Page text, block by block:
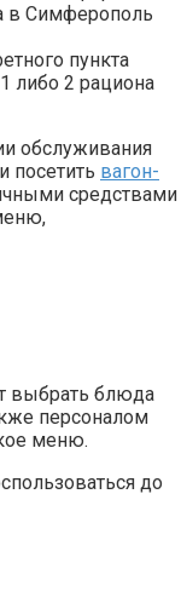
в Симферополь
пункта
либо 2 рациона
обслуживания
посетить вагон-
средствами
выбрать блюда
персоналом
меню.
до